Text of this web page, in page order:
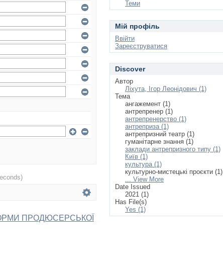
ПРОДЮСЕРСЬКОЇ
Теми
Мій профіль
Ввійти
Зареєструватися
Discover
Автор
Ліхута, Ігор Леонідович (1)
Тема
ангажемент (1)
антрепренер (1)
антрепренерство (1)
антреприза (1)
антрепризний театр (1)
гуманітарне знання (1)
заклади антрепризного типу (1)
Київ (1)
культура (1)
культурно-мистецькі проєкти (1)
... View More
Date Issued
2021 (1)
Has File(s)
Yes (1)